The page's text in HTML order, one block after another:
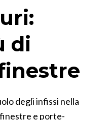
di
degli infissi nella
e porte-